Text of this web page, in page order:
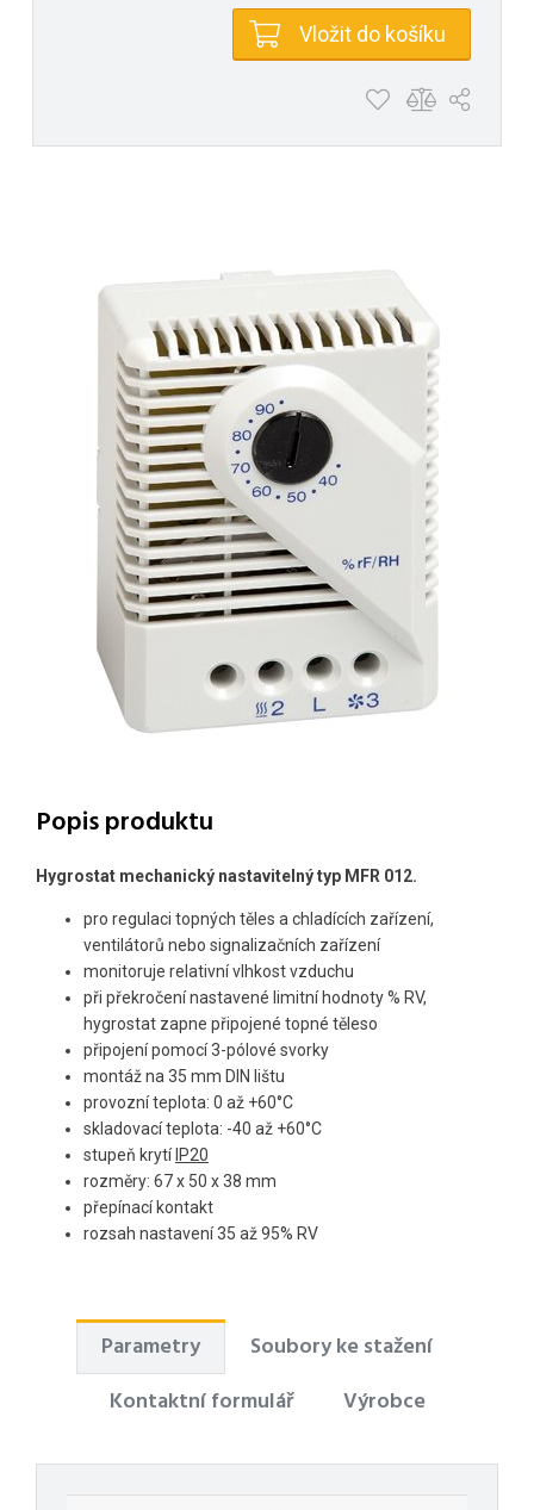
Vložit do košíku
Popis produktu
Hygrostat mechanický nastavitelný typ MFR 012.
pro regulaci topných těles a chladících zařízení,
ventilátorů nebo signalizačních zařízení
monitoruje relativní vlhkost vzduchu
při překročení nastavené limitní hodnoty % RV,
hygrostat zapne připojené topné těleso
připojení pomocí 3-pólové svorky
montáž na 35 mm DIN lištu
provozní teplota: 0 až +60°C
skladovací teplota: -40 až +60°C
stupeň krytí IP20
rozměry: 67 x 50 x 38 mm
přepínací kontakt
rozsah nastavení 35 až 95% RV
Parametry
Soubory ke stažení
Kontaktní formulář
Výrobce